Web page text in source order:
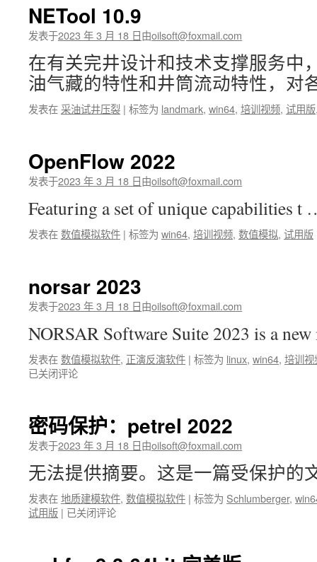
NETool 10.9
发表于2023 年 3 月 18 日由oilsoft@foxmail.com
在有关完井设计和技术支撑服务中
油气藏的特性和井筒流动特性，
发表在 采油试井压裂 | 标签为 landmark, win64, 培训视频, 试用版
OpenFlow 2022
发表于2023 年 3 月 18 日由oilsoft@foxmail.com
Featuring a set of unique capabilities
发表在数值模拟软件 | 标签为 win64, 培训视频, 数值模拟, 试用版
norsar 2023
发表于2023 年 3 月 18 日由oilsoft@foxmail.com
NORSAR Software Suite 2023 is a
发表在数值模拟软件, 正演反演软件 | 标签为 linux, win64, 培训视
已关闭评论
密码保护：petrel 2022
发表于2023 年 3 月 18 日由oilsoft@foxmail.com
无法提供摘要。这是一篇受保护的
发表在地质建模软件, 数值模拟软件 | 标签为 Schlumberger,
试用版 | 密
已关闭评论